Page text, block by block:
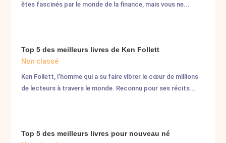
êtes fascinés par le monde de la finance, mais vous ne...
Top 5 des meilleurs livres de Ken Follett
Non classé
Ken Follett, l'homme qui a su faire vibrer le cœur de millions
de lecteurs à travers le monde. Reconnu pour ses récits...
Top 5 des meilleurs livres pour nouveau né